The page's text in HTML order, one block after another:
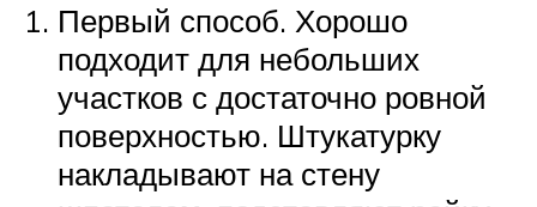
Первый способ. Хорошо
подходит для небольших
участков с достаточно ровной
поверхностью. Штукатурку
накладывают на стену